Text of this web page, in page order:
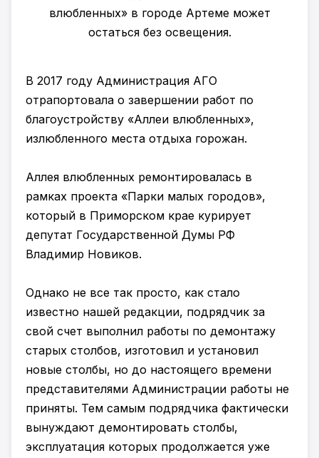
В 2017 году Администрация АГО
отрапортовала о завершении работ по
благоустройству «Аллеи влюбленных»,
излюбленного места отдыха горожан.
Аллея влюбленных ремонтировалась в
рамках проекта «Парки малых городов»,
который в Приморском крае курирует
депутат Государственной Думы РФ
Владимир Новиков.
Однако не все так просто, как стало
известно нашей редакции, подрядчик за
свой счет выполнил работы по демонтажу
старых столбов, изготовил и установил
новые столбы, но до настоящего времени
представителями Администрации работы не
приняты. Тем самым подрядчика фактически
вынуждают демонтировать столбы,
эксплуатация которых продолжается уже